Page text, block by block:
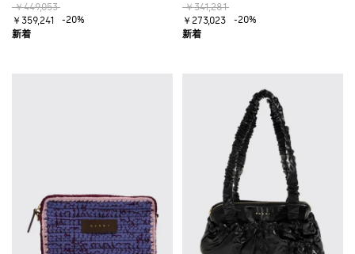
￥449,053
￥359,241
-20%
￥341,281
￥273,023
-20%